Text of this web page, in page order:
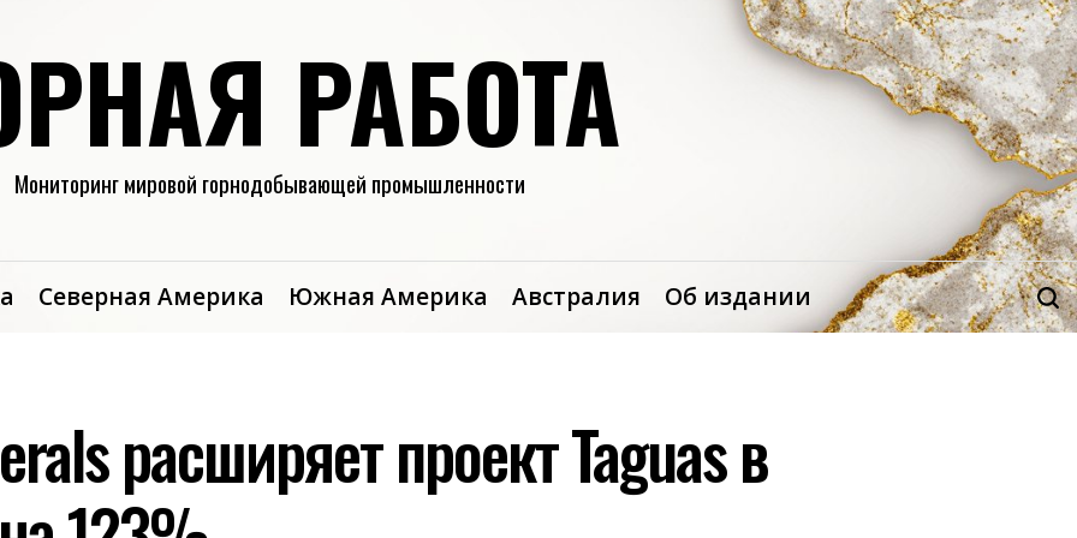
РАБОТА
Мониторинг мировой горнодобывающей промышленности
Северная Америка Южная Америка Австралия Об издании
расширяет проект Taguas в